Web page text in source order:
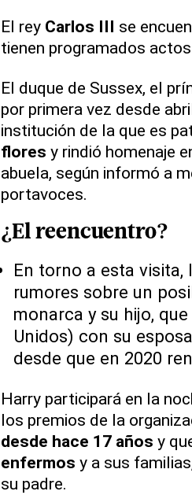
El rey Carlos III se
tienen programados
El duque de Sussex, el
por primera vez desde
institución de la que es
flores y rindió homenaje
abuela, según informó a
portavoces.
¿El reencuentro?
En torno a esta
rumores sobre un
monarca y su hijo, que
Unidos) con su
desde que en 2020
Harry participará en la
los premios de la
desde hace 17 años y
enfermos y a sus
su padre.